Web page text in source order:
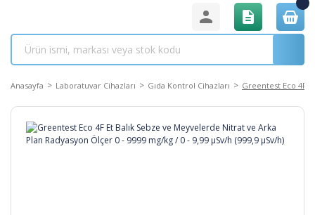
Anasayfa Laboratuvar Cihazları Gıda Kontrol Cihazları Greentest Eco 4F